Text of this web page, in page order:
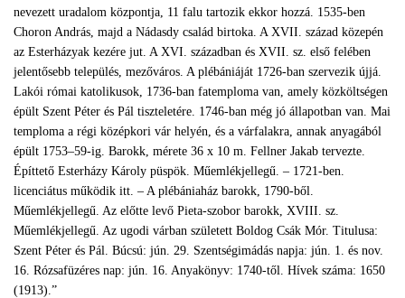
nevezett uradalom központja, 11 falu tartozik ekkor hozzá. 1535-ben
Choron András, majd a Nádasdy család birtoka. A XVII. század közepén
az Esterházyak kezére jut. A XVI. században és XVII. sz. első felében
jelentősebb település, mezőváros. A plébániáját 1726-ban szervezik újjá.
Lakói római katolikusok, 1736-ban fatemploma van, amely közköltségen
épült Szent Péter és Pál tiszteletére. 1746-ban még jó állapotban van. Mai
temploma a régi középkori vár helyén, és a várfalakra, annak anyagából
épült 1753–59-ig. Barokk, mérete 36 x 10 m. Fellner Jakab tervezte.
Építtető Esterházy Károly püspök. Műemlékjellegű. – 1721-ben.
licenciátus működik itt. – A plébániaház barokk, 1790-ből.
Műemlékjellegű. Az előtte levő Pieta-szobor barokk, XVIII. sz.
Műemlékjellegű. Az ugodi várban született Boldog Csák Mór. Titulusa:
Szent Péter és Pál. Búcsú: jún. 29. Szentségimádás napja: jún. 1. és nov.
16. Rózsafüzéres nap: jún. 16. Anyakönyv: 1740-től. Hívek száma: 1650
(1913).”